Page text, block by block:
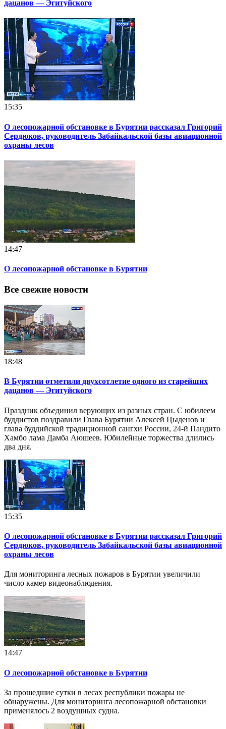
дацанов — Эгитуйского
15:35
О лесопожарной обстановке в Бурятии рассказал Григорий
Сердюков, руководитель Забайкальской базы авиационной
охраны лесов
14:47
О лесопожарной обстановке в Бурятии
Все свежие новости
18:48
В Бурятии отметили двухсотлетие одного из старейших
дацанов — Эгитуйского
Праздник объединил верующих из разных стран. С юбилеем
буддистов поздравили Глава Бурятии Алексей Цыденов и
глава буддийской традиционной сангхи России, 24-й Пандито
Хамбо лама Дамба Аюшеев. Юбилейные торжества длились
два дня.
15:35
О лесопожарной обстановке в Бурятии рассказал Григорий
Сердюков, руководитель Забайкальской базы авиационной
охраны лесов
Для мониторинга лесных пожаров в Бурятии увеличили
число камер видеонаблюдения.
14:47
О лесопожарной обстановке в Бурятии
За прошедшие сутки в лесах республики пожары не
обнаружены. Для мониторинга лесопожарной обстановки
применялось 2 воздушных судна.